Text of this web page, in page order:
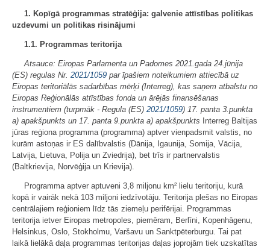
1. Kopīgā programmas stratēģija: galvenie attīstības politikas
uzdevumi un politikas risinājumi
1.1. Programmas teritorija
Atsauce: Eiropas Parlamenta un Padomes 2021.gada 24.jūnija
(ES) regulas Nr. 2021/1059 par īpašiem noteikumiem attiecībā uz
Eiropas teritoriālās sadarbības mērķi (Interreg), kas saņem atbalstu no
Eiropas Reģionālās attīstības fonda un ārējās finansēšanas
instrumentiem (turpmāk - Regula (ES) 2021/1059) 17. panta 3.punkta
a) apakšpunkts un 17. panta 9.punkta a) apakšpunkts Interreg Baltijas
jūras reģiona programma (programma) aptver vienpadsmit valstis, no
kurām astoņas ir ES dalībvalstis (Dānija, Igaunija, Somija, Vācija,
Latvija, Lietuva, Polija un Zviedrija), bet trīs ir partnervalstis
(Baltkrievija, Norvēģija un Krievija).
Programma aptver aptuveni 3,8 miljonu km² lielu teritoriju, kurā
kopā ir vairāk nekā 103 miljoni iedzīvotāju. Teritorija plešas no Eiropas
centrālajiem reģioniem līdz tās ziemeļu perifērijai. Programmas
teritorija ietver Eiropas metropoles, piemēram, Berlīni, Kopenhāgenu,
Helsinkus, Oslo, Stokholmu, Varšavu un Sanktpēterburgu. Tai pat
laikā lielākā daļa programmas teritorijas daļas joprojām tiek uzskatītas